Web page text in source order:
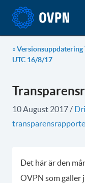
«
UTC 16/8/17
10 August 2017/
Det här är den
OVPN som gäller